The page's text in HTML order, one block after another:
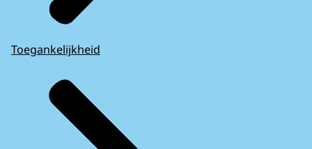
Toegankelijkheid